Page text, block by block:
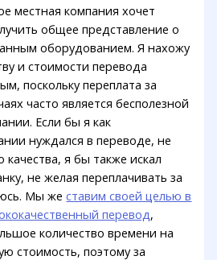
местная компания хочет
общее представление о
оборудованием. Я нахожу
и стоимости перевода
поскольку переплата за
часто является бесполезной
Если бы я как
нуждался в переводе, не
я бы также искал
не желая переплачивать за
Мы жеставим своей целью в
перевод,
количество времени на
стоимость, поэтому за